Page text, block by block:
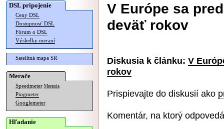
DSL pripojenie
Ceny DSL
Dostupnosť DSL
Fórum o DSL
Výsledky meraní
Satelitná mapa SR
Merače
Speedmeter Merania
Pingmeter
Googlemeter
Hľadanie
V Európe sa
deväť rokov
Diskusia k článku: V
rokov
Prispievajte do diskusií ako
Komentár, na ktorý